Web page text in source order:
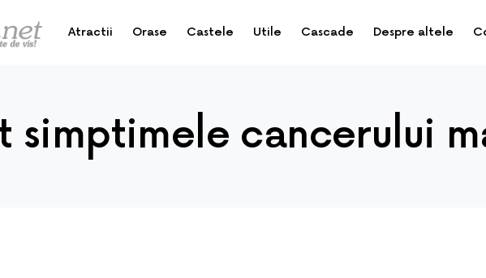
Atractii Orase Castele Utile Cascade Despre altele
simptimele cancerului